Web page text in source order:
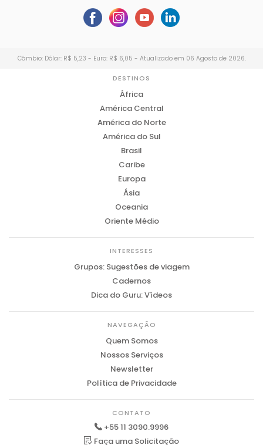
Câmbio: Dólar: R$ 5,23 - Euro: R$ 6,05 - Atualizado em 06 Agosto de 2026.
DESTINOS
África
América Central
América do Norte
América do Sul
Brasil
Caribe
Europa
Ásia
Oceania
Oriente Médio
INTERESSES
Grupos: Sugestões de viagem
Cadernos
Dica do Guru: Vídeos
NAVEGAÇÃO
Quem Somos
Nossos Serviços
Newsletter
Política de Privacidade
CONTATO
+55 11 3090.9996
Faça uma Solicitação